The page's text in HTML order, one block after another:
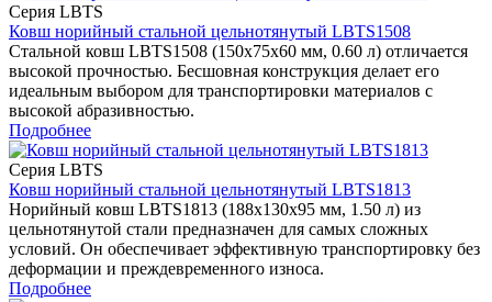
Серия LBTS
Ковш норийный стальной цельнотянутый LBTS1508
Стальной ковш LBTS1508 (150x75x60 мм, 0.60 л) отличается
высокой прочностью. Бесшовная конструкция делает его
идеальным выбором для транспортировки материалов с
высокой абразивностью.
Подробнее
Серия LBTS
Ковш норийный стальной цельнотянутый LBTS1813
Норийный ковш LBTS1813 (188x130x95 мм, 1.50 л) из
цельнотянутой стали предназначен для самых сложных
условий. Он обеспечивает эффективную транспортировку без
деформации и преждевременного износа.
Подробнее